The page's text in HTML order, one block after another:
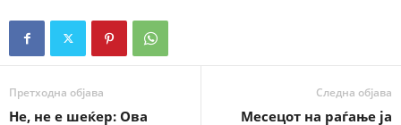
Претходна објава
Не, не е шеќер: Ова
Следна објава
Месецот на раѓање ја